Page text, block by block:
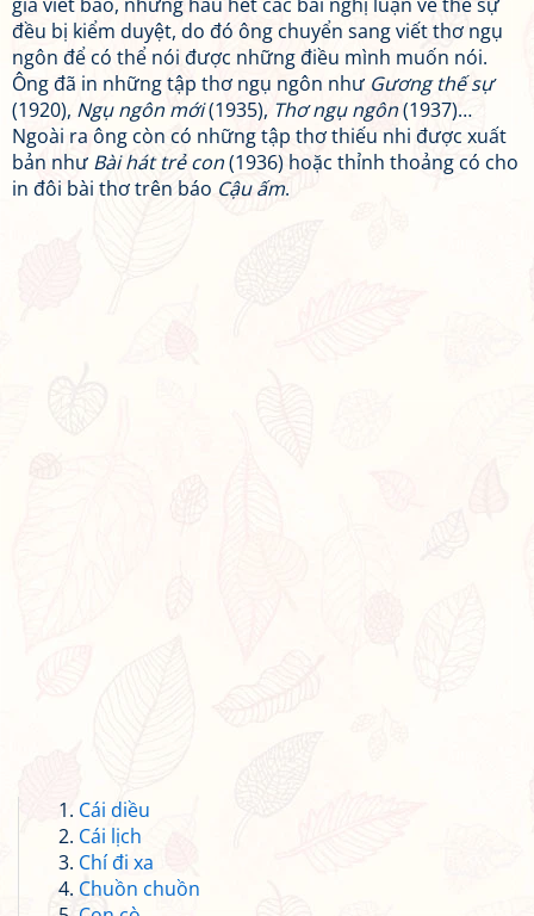
đều bị kiểm duyệt, do đó ông chuyển sang viết thơ ngụ
ngôn để có thể nói được những điều mình muốn nói.
Ông đã in những tập thơ ngụ ngôn như Gương thế sự
(1920), Ngụ ngôn mới(1935), Thơ ngụ ngôn(1937)…
Ngoài ra ông còn có những tập thơ thiếu nhi được xuất
bản như Bài hát trẻ con(1936) hoặc thỉnh thoảng có cho
in đôi bài thơ trên báo Cậu ấm.
Cái diều
Cái lịch
Chí đi xa
Chuồn chuồn